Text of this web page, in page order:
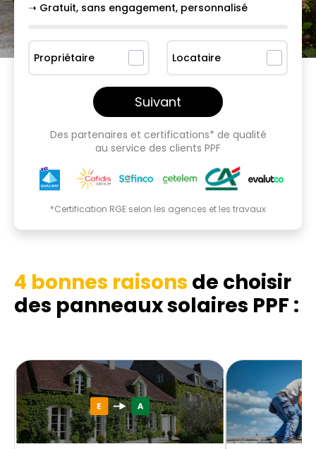
➝ Gratuit, sans engagement, personnalisé
Propriétaire Locataire
Suivant
Des partenaires et certifications* de qualité
au service des clients PPF
*Certification RGE selon les agences et les travaux
4 bonnes raisons de choisir
des panneaux solaires PPF :